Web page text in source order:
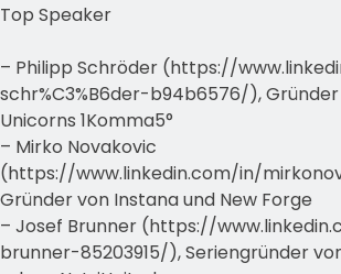
Top Speaker
– Philipp Schröder (https://
schr%C3%B6der-b94b6576/),
Unicorns 1Komma5°
– Mirko Novakovic
(https://www.linkedin.com/in/
Gründer von Instana und New Forge
– Josef Brunner (https://
brunner-85203915/), Seriengründer